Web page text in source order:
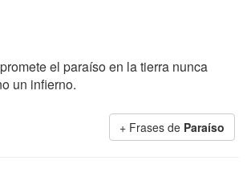
el paraíso en la tierra nunca
un infierno.
+ Frases de Paraíso